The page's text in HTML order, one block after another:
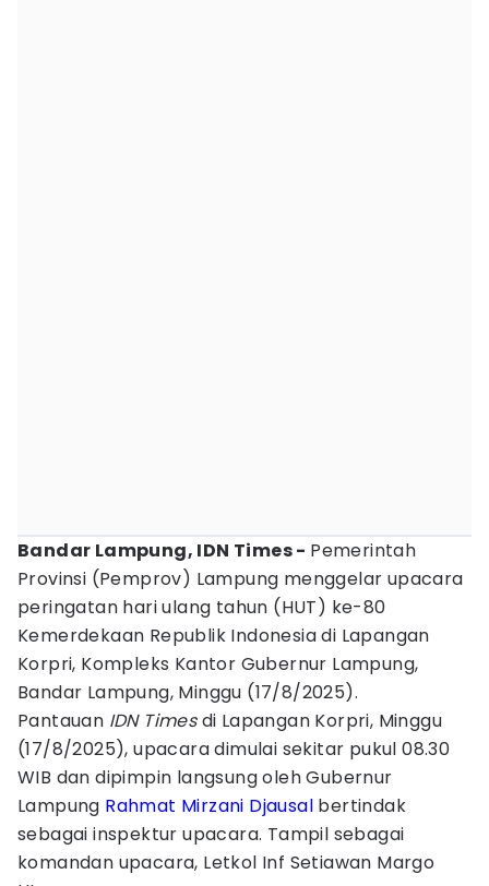
Bandar Lampung, IDN Times - Pemerintah
Provinsi (Pemprov) Lampung menggelar upacara
peringatan hari ulang tahun (HUT) ke-80
Kemerdekaan Republik Indonesia di Lapangan
Korpri, Kompleks Kantor Gubernur Lampung,
Bandar Lampung, Minggu (17/8/2025).
Pantauan IDN Timesdi Lapangan Korpri, Minggu
(17/8/2025), upacara dimulai sekitar pukul 08.30
WIB dan dipimpin langsung oleh Gubernur
Lampung Rahmat Mirzani Djausal bertindak
sebagai inspektur upacara. Tampil sebagai
komandan upacara, Letkol Inf Setiawan Margo